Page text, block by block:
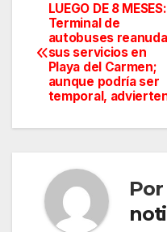
Navegación
de
entradas
LUEGO DE 8 MESES:
Terminal de
autobuses
sus servicios en
Playa del Carmen;
aunque podría ser
temporal,
Por